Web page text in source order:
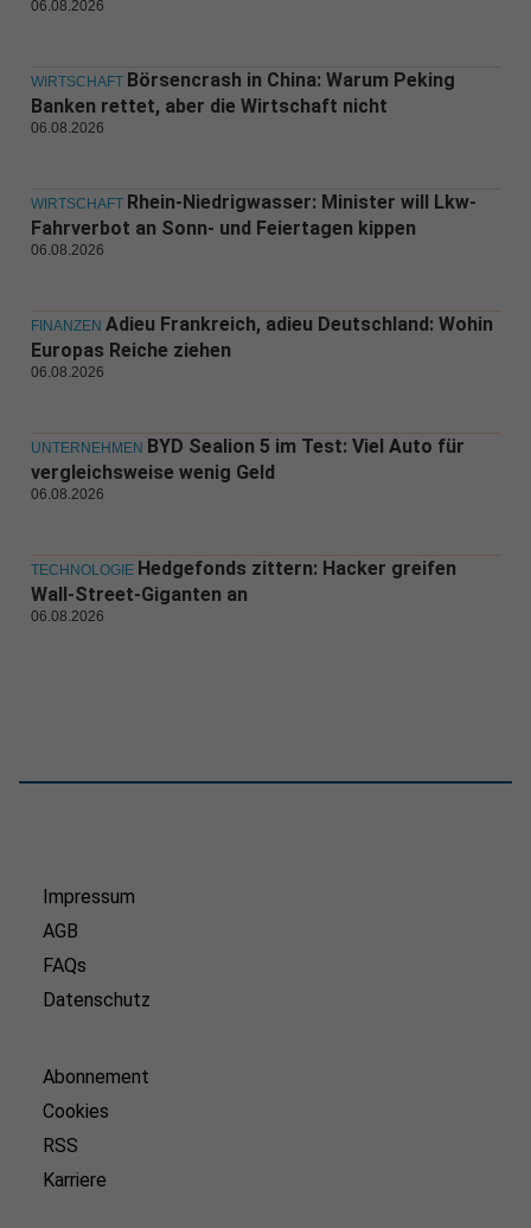
06.08.2026
WIRTSCHAFT Börsencrash in China: Warum Peking
Banken rettet, aber die Wirtschaft nicht
06.08.2026
WIRTSCHAFT Rhein-Niedrigwasser: Minister will Lkw-
Fahrverbot an Sonn- und Feiertagen kippen
06.08.2026
FINANZEN Adieu Frankreich, adieu Deutschland: Wohin
Europas Reiche ziehen
06.08.2026
UNTERNEHMEN BYD Sealion 5 im Test: Viel Auto für
vergleichsweise wenig Geld
06.08.2026
TECHNOLOGIE Hedgefonds zittern: Hacker greifen
Wall-Street-Giganten an
06.08.2026
Impressum
AGB
FAQs
Datenschutz
Abonnement
Cookies
RSS
Karriere